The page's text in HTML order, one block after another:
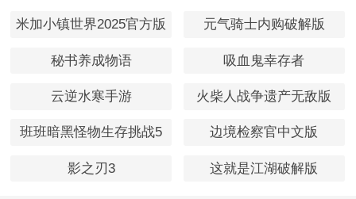
米加小镇世界2025官方版 元气骑士内购破解版
秘书养成物语 吸血鬼幸存者
云逆水寒手游 火柴人战争遗产无敌版
班班暗黑怪物生存挑战5 边境检察官中文版
影之刃3 这就是江湖破解版